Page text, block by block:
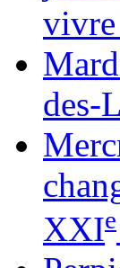
des-
XXIe